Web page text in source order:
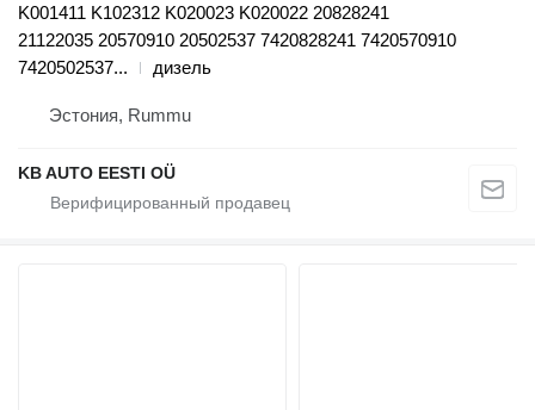
K001411 K102312 K020023 K020022 20828241
21122035 20570910 20502537 7420828241 7420570910
7420502537...
дизель
Эстония, Rummu
KB AUTO EESTI OÜ